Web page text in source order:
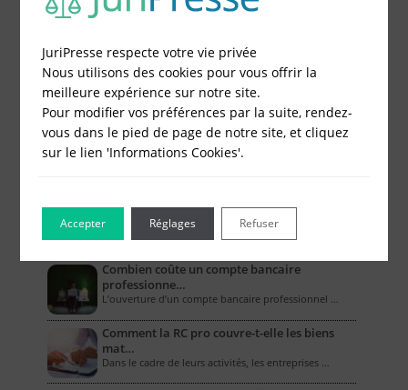
Le Blog pour les Entreprises
Combien coûte un compte bancaire
professionne…
L’ouverture d’un compte bancaire professionnel …
Comment la RC pro couvre-t-elle les biens
mat…
Dans le cadre de leurs activités, les entreprises …
JuriPresse respecte votre vie privée
Nous utilisons des cookies pour vous offrir la
meilleure expérience sur notre site.
Pour modifier vos préférences par la suite, rendez-
vous dans le pied de page de notre site, et cliquez
sur le lien 'Informations Cookies'.
Accepter Refuser
Réglages